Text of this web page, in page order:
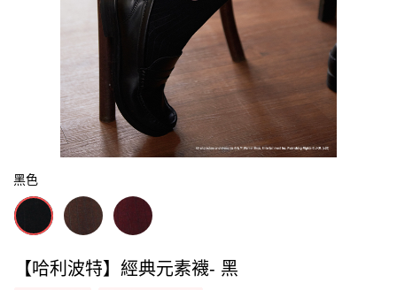
黑色
【哈利波特】經典元素襪- 黑